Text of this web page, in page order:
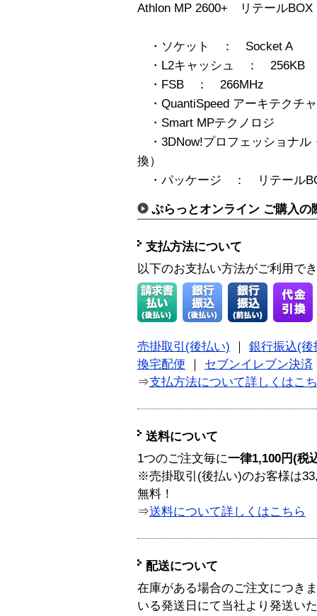
Athlon MP 2600+ リテールBOX
・ソケット ： Socket A
・L2キャッシュ ： 256KB
・FSB ： 266MHz
・QuantiSpeed アーキテクチャ
・Smart MPテクノロジ
・3DNow!プロフェッショナル
換）
・パッケージ ： リテール
ぷらっとオンライン ご購入の
支払方法について
以下のお支払い方法がご利用で
売掛取引(後払い)
銀行振込(後
換宅配便
セブンイレブン決済
⇒支払方法について詳しくはこ
送料について
1つのご注文毎に一律1,100円(税
※売掛取引(後払い)のお客様は
無料！
⇒送料について詳しくはこちら
配送について
在庫がある場合のご注文につき
いる発送日にて当社より発送い